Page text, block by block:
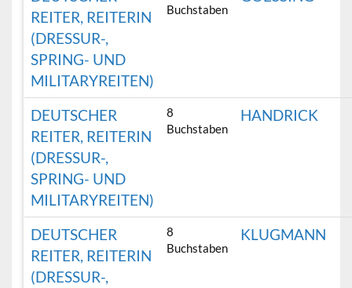
REITER, REITERIN
(DRESSUR-,
SPRING- UND
MILITARYREITEN)
Buchstaben
DEUTSCHER
REITER, REITERIN
(DRESSUR-,
SPRING- UND
MILITARYREITEN)
8
Buchstaben
HANDRICK
DEUTSCHER
REITER, REITERIN
(DRESSUR-,
8
Buchstaben
KLUGMANN